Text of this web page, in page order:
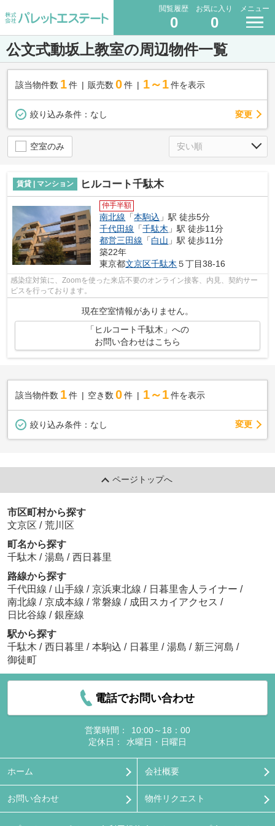
閲覧履歴
0
お気に入り
0
メニュー
公文式動坂上教室の周辺物件一覧
該当物件数 1件 販売数 0 件 1～1 件を表示
絞り込み条件： なし 変更
空室のみ
賃貸 | マンション ヒルコート千駄木
仲手半額
南北線 「本駒込 」駅 徒歩5分
千代田線 「千駄木 」駅 徒歩11分
都営三田線 「白山 」駅 徒歩11分
築22年
東京都文京区千駄木 ５丁目38-16
感染症対策に、Zoomを使った来店不要のオンライン接客、内見、契約サー
ビスを行っております。
現在空室情報がありません。
「ヒルコート千駄木」への
お問い合わせはこちら
該当物件数 1件 空き数 0 件 1～1 件を表示
絞り込み条件： なし 変更
ページトップへ
市区町村から探す
文京区 / 荒川区
町名から探す
千駄木 / 湯島 / 西日暮里
路線から探す
千代田線 / 山手線 / 京浜東北線 / 日暮里舎人ライナー /
南北線 / 京成本線 / 常磐線 / 成田スカイアクセス /
日比谷線 / 銀座線
駅から探す
千駄木 / 西日暮里 / 本駒込 / 日暮里 / 湯島 / 新三河島 /
御徒町
電話でお問い合わせ
営業時間：
10:00～18：00
定休日：
水曜日・日曜日
ホーム 会社概要
お問い合わせ 物件リクエスト